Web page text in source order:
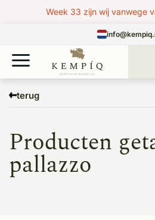
Week 33 zijn wij vanwege
terug
pallazzo
Producten
pallazzo